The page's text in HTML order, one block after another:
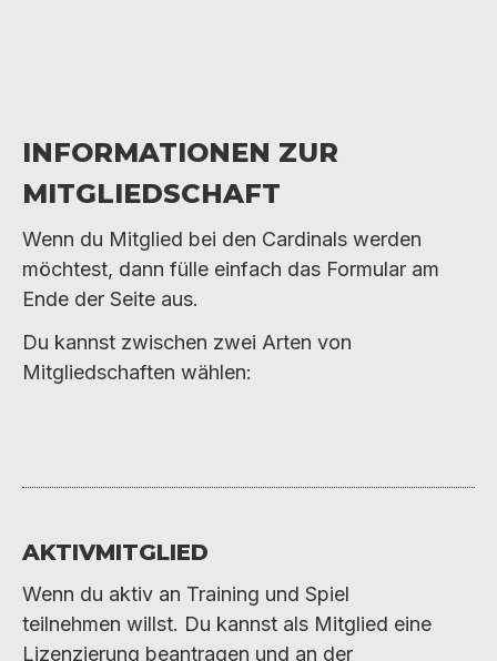
Informationen zur
Mitgliedschaft
Wenn du Mitglied bei den Cardinals werden
möchtest, dann fülle einfach das Formular am
Ende der Seite aus.
Du kannst zwischen zwei Arten von
Mitgliedschaften wählen:
Aktivmitglied
Wenn du aktiv an Training und Spiel
teilnehmen willst. Du kannst als Mitglied eine
Lizenzierung beantragen und an der